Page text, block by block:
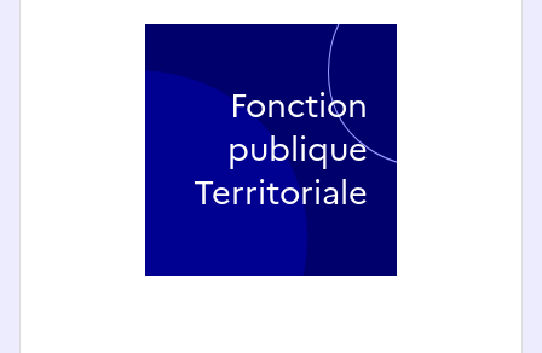
Fonction
publique
Territoriale